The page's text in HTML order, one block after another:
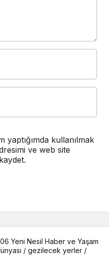
kullanılmak
ve web site
Yeni Nesil Haber ve Yaşam
/ gezilecek yerler /